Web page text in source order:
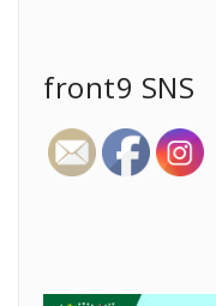
front9 SNS